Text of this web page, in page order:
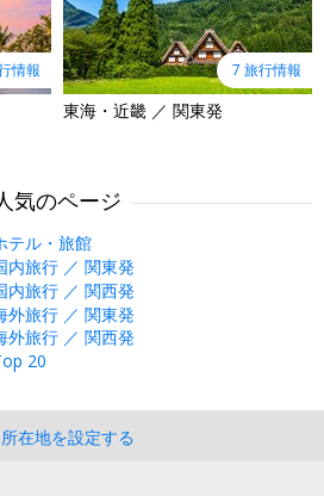
情報 7 旅行情報
東海・近畿 ／ 関東発
気のページ
テル・旅館
内旅行 ／ 関東発
内旅行 ／ 関西発
外旅行 ／ 関東発
外旅行 ／ 関西発
20
所在地を設定する